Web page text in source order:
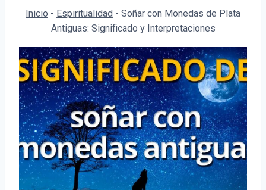
Inicio - Espiritualidad - Soñar con Monedas de Plata
Antiguas: Significado y Interpretaciones